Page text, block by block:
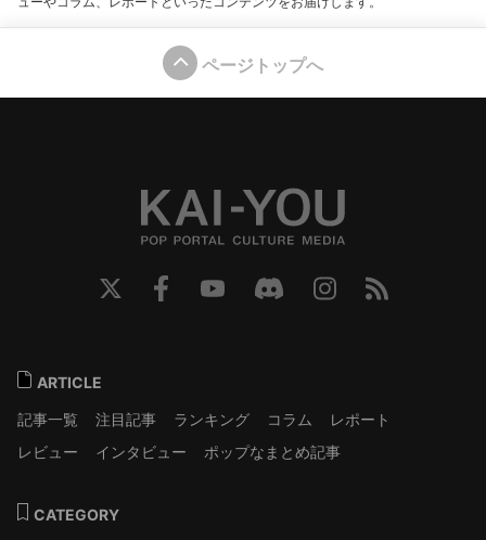
ページトップへ
ARTICLE
記事一覧
注目記事 ランキング コラム
レポート
レビュー
インタビュー ポップなまとめ記事
CATEGORY